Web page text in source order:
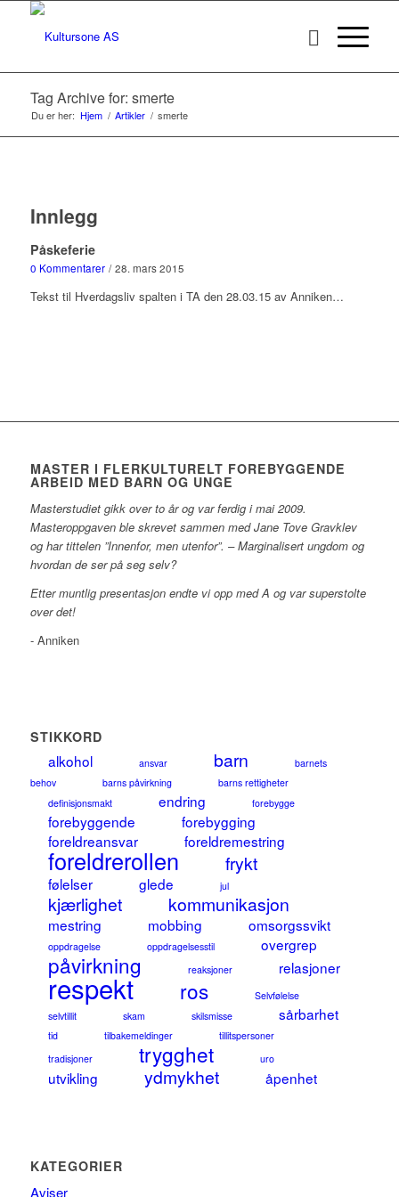
Tag Archive for: smerte
Du er her: Hjem / Artikler / smerte
Innlegg
Påskeferie
0 Kommentarer / 28. mars 2015
Tekst til Hverdagsliv spalten i TA den 28.03.15 av Anniken…
MASTER I FLERKULTURELT FOREBYGGENDE
ARBEID MED BARN OG UNGE
Masterstudiet gikk over to år og var ferdig i mai 2009.
Masteroppgaven ble skrevet sammen med Jane Tove Gravklev
og har tittelen ”Innenfor, men utenfor”. – Marginalisert ungdom og
hvordan de ser på seg selv?
Etter muntlig presentasjon endte vi opp med A og var superstolte
over det!
- Anniken
STIKKORD
alkohol ansvar barn
barnets
behov
barns påvirkning
barns rettigheter
definisjonsmakt
endring forebygge
forebyggende
forebygging
foreldreansvar
foreldremestring
foreldrerollen frykt
følelser glede jul
kjærlighet kommunikasjon
mestring mobbing omsorgssvikt
oppdragelse oppdragelsesstil overgrep
påvirkning reaksjoner relasjoner
respekt ros
Selvfølelse
selvtillit
skam skilsmisse sårbarhet
tid tilbakemeldinger
tillitspersoner
tradisjoner
trygghet uro
utvikling ydmykhet åpenhet
KATEGORIER
Aviser